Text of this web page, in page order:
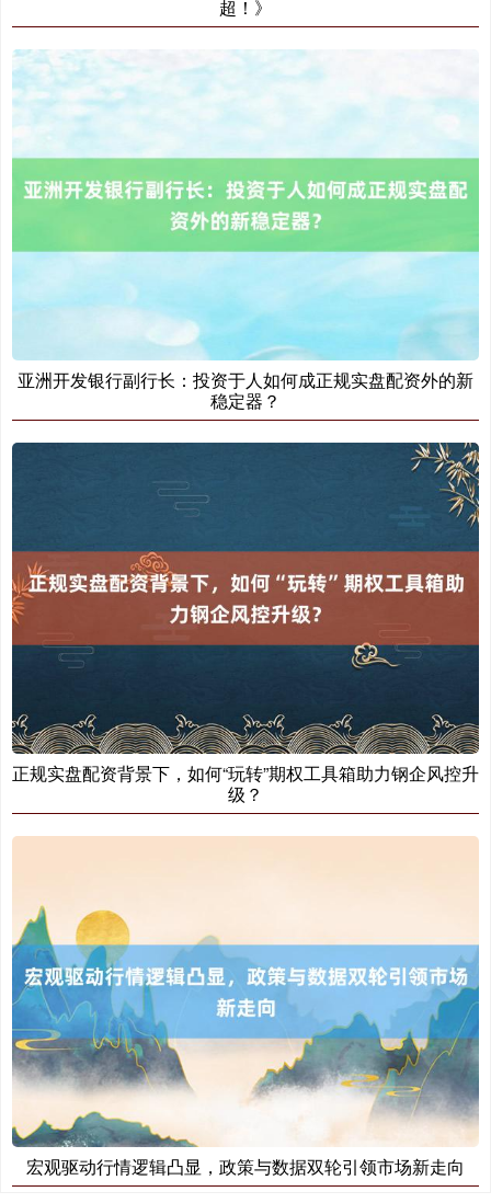
超！》
亚洲开发银行副行长：投资于人如何成正规实盘配资外的新
稳定器？
正规实盘配资背景下，如何“玩转”期权工具箱助力钢企风控升
级？
宏观驱动行情逻辑凸显，政策与数据双轮引领市场新走向